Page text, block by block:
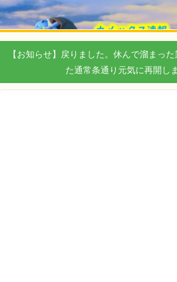
【お知らせ】戻りました。休んで溜まっ
た通常条通り元気に再開しま